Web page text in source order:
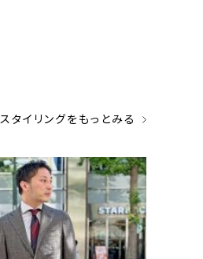
スタイリングをもっとみる